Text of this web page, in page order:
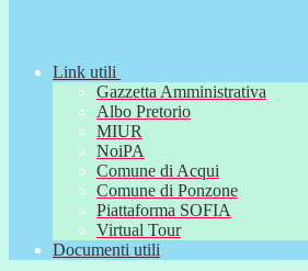
Link utili
Gazzetta Amministrativa
Albo Pretorio
MIUR
NoiPA
Comune di Acqui
Comune di Ponzone
Piattaforma SOFIA
Virtual Tour
Documenti utili